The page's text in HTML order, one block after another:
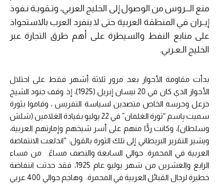
منع الـــروس من الوصول إلى الخليج العربي، وتـقويـة نـفوذ
إيــران في المنطقة العربية حتى لا ينفرد العرب بالاستحواذ
على منابع النفط والسيطرة على أهم طرق التجارة عبر
الخليج الـعـربي.
بدأت مقاومة الأحواز بعد مرور ثلاثة أشهر فقط على احتلال
الأحواز الذي كان في 20 نيسان إبريل (1925)، إذ وقف جنود الشيخ
خزعل وحرسه الخاص متصدين لسياسة التفريس ، وقاموا بثورة
سميت بِاسم “ثورة الغلمان” في 22 يوليو بقيادة الغلامين (شلش
وسلطان)، وكانت ردًّا منهم على أسر شيخهم وإمارتهم العربية،
ويشير التقرير البريطاني إلى تلك الثورة بالقول: “اندلعت الانتفاضة
العربية في المحمرة. حوالي السابعة والنصف مساءً. من مساء
الرابع والعشرين من شهر يوليو عام 1925، فقد حدثت انتفاضة
خطيرة لرجال القبائل العربية في المحمرة. وهاجم حوالي 400 عربي